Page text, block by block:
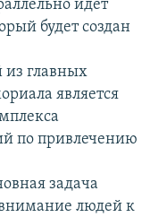
идет
будет создан
из главных
является
по привлечению
задача
людей к